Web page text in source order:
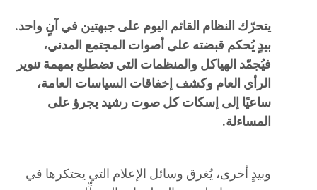
​يتحرّك النظام القائم اليوم على جبهتين في آنٍ واحد.
بيدٍ يُحكم قبضته على أصوات المجتمع المدني،
فيُجمّد الهياكل والمنظمات التي تضطلع بمهمة تنوير
الرأي العام وكشف إخفاقات السياسات العامة،
ساعيًا إلى إسكات كل صوت رشيد يجرؤ على
المساءلة.
وبيدٍ أخرى، يُغرق وسائل الإعلام التي يحتكرها في